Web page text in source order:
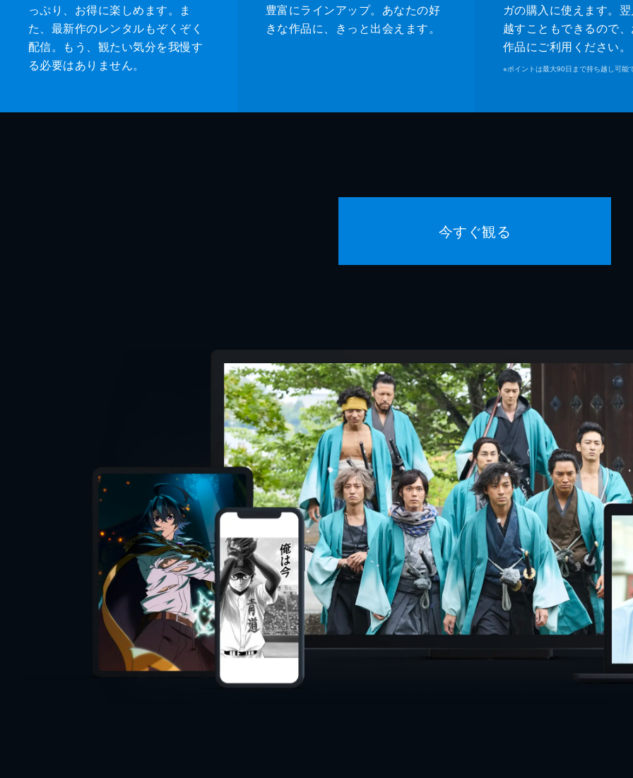
っぷり、お得に楽しめます。ま
た、最新作のレンタルもぞくぞく
配信。もう、観たい気分を我慢す
る必要はありません。
豊富にラインアップ。あなたの好
きな作品に、きっと出会えます。
ガの購入に使えます。
越すこともできるので
作品にご利用ください。
※ポイントは最大90日まで持ち越し可能
今すぐ観る